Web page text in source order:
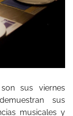
sus viernes
sus
musicales y